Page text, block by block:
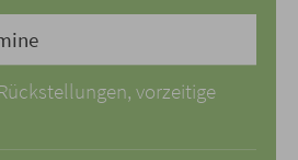
vorzeitige